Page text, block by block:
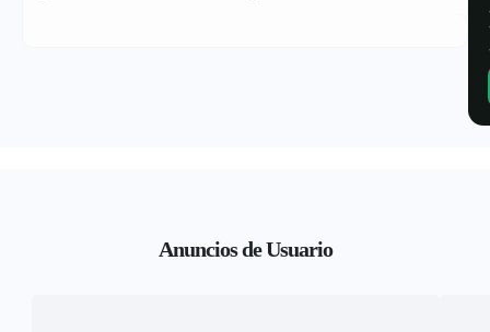
Anuncios de Usuario